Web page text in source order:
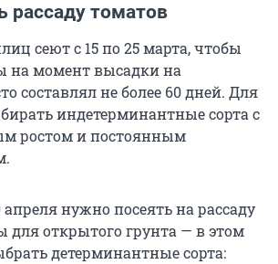
рассаду томатов
сеют с 15 по 25 марта, чтобы
на момент высадки на
составлял не более 60 дней. Для
индетерминантные сорта с
ростом и постоянным
апреля нужно посеять на рассаду
для открытого грунта — в этом
детерминантные сорта: